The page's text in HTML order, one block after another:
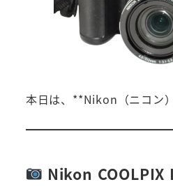
本日は、**Nikon（ニコン
Nikon COOLPIX